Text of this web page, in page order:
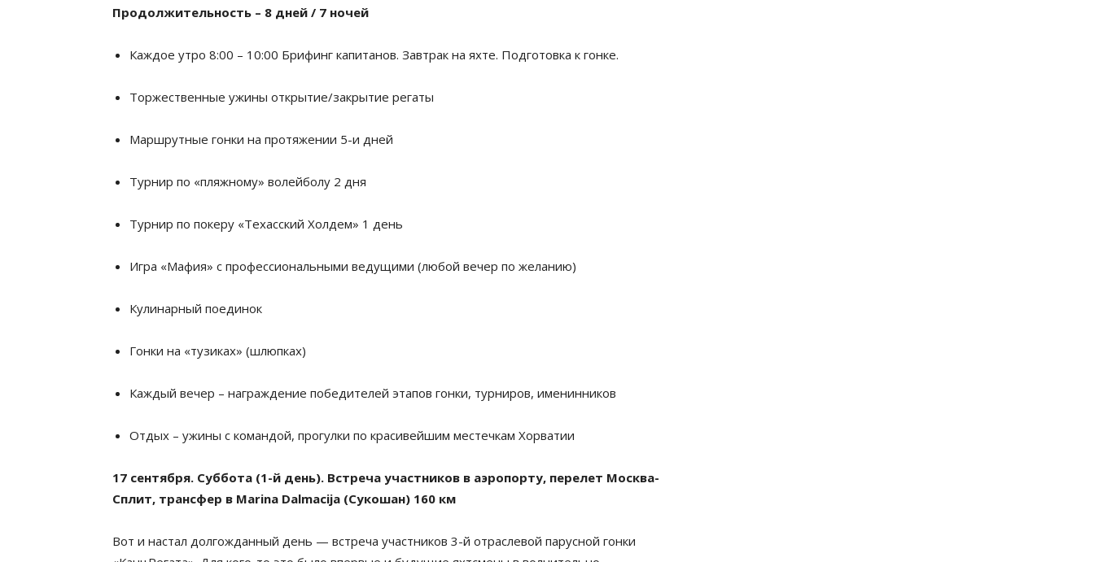
Продолжительность – 8 дней / 7 ночей
Каждое утро 8:00 – 10:00 Брифинг капитанов. Завтрак на яхте. Подготовка к гонке.
Торжественные ужины открытие/закрытие регаты
Маршрутные гонки на протяжении 5-и дней
Турнир по «пляжному» волейболу 2 дня
Турнир по покеру «Техасский Холдем» 1 день
Игра «Мафия» с профессиональными ведущими (любой вечер по желанию)
Кулинарный поединок
Гонки на «тузиках» (шлюпках)
Каждый вечер – награждение победителей этапов гонки, турниров, именинников
Отдых – ужины c командой, прогулки по красивейшим местечкам Хорватии
17 сентября. Суббота (1-й день). Встреча участников в аэропорту, перелет Москва-
Сплит, трансфер в Marina Dalmacija (Сукошан) 160 км
Вот и настал долгожданный день — встреча участников 3-й отраслевой парусной гонки